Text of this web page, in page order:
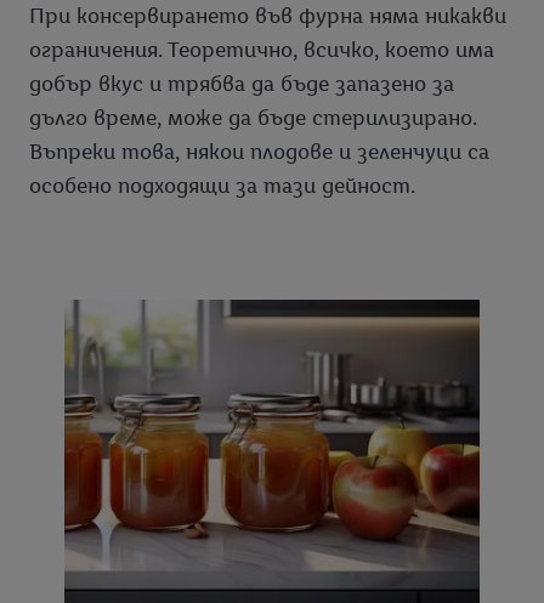
При консервирането във фурна няма никакви
ограничения. Теоретично, всичко, което има
добър вкус и трябва да бъде запазено за
дълго време, може да бъде стерилизирано.
Въпреки това, някои плодове и зеленчуци са
особено подходящи за тази дейност.